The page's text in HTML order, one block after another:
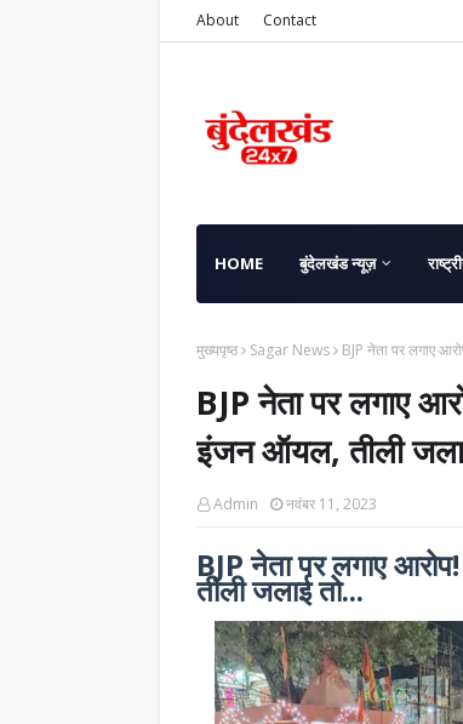
About Contact
HOME बुंदेलखंड न्यूज़
मुख्यपृष्ठ Sagar News BJP नेता पर लगाए
BJP नेता पर लगाए
इंजन ऑयल, तीली
Admin नवंबर 11, 2023
BJP नेता पर लगाए
तीली जलाई तो...